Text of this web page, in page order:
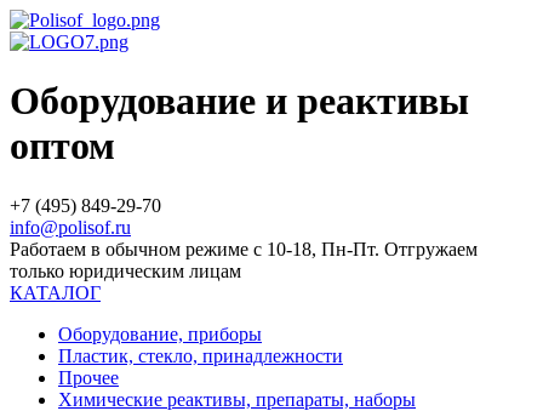
Оборудование и реактивы
оптом
+7 (495) 849-29-70
info@polisof.ru
Работаем в обычном режиме с 10-18, Пн-Пт. Отгружаем
только юридическим лицам
КАТАЛОГ
Оборудование, приборы
Пластик, стекло, принадлежности
Прочее
Химические реактивы, препараты, наборы